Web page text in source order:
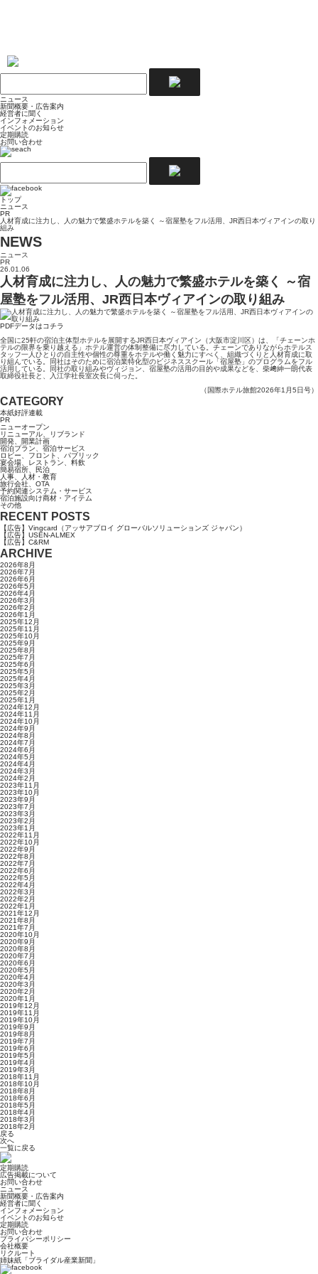
ニュース
新聞概要・広告案内
経営者に聞く
インフォメーション
イベントのお知らせ
定期購読
お問い合わせ
トップ
ニュース
PR
人材育成に注力し、人の魅力で繁盛ホテルを築く ～宿屋塾をフル活用、JR西日本ヴィアインの取り
組み
NEWS
ニュース
PR
26.01.06
人材育成に注力し、人の魅力で繁盛ホテルを築く ～宿
屋塾をフル活用、JR西日本ヴィアインの取り組み
PDFデータはコチラ
全国に25軒の宿泊主体型ホテルを展開するJR西日本ヴィアイン（大阪市淀川区）は、「チェーンホ
テルの限界を乗り越える」ホテル運営の体制整備に尽力している。チェーンでありながらホテルス
タッフ一人ひとりの自主性や個性の尊重をホテルや働く魅力にすべく、組織づくりと人材育成に取
り組んでいる。同社はそのために宿泊業特化型のビジネススクール「宿屋塾」のプログラムをフル
活用している。同社の取り組みやヴィジョン、宿屋塾の活用の目的や成果などを、柴﨑紳一朗代表
取締役社長と、入江学社長室次長に伺った。
（国際ホテル旅館2026年1月5日号）
CATEGORY
本紙好評連載
PR
ニューオープン
リニューアル、リブランド
開発、開業計画
宿泊プラン、宿泊サービス
ロビー、フロント、パブリック
宴会場、レストラン、料飲
簡易宿所、民泊
人事、人材・教育
旅行会社、OTA
予約関連システム・サービス
宿泊施設向け商材・アイテム
その他
RECENT POSTS
【広告】Vingcard（アッサアブロイ グローバルソリューションズ ジャパン）
【広告】USEN-ALMEX
【広告】C&RM
ARCHIVE
2026年8月
2026年7月
2026年6月
2026年5月
2026年4月
2026年3月
2026年2月
2026年1月
2025年12月
2025年11月
2025年10月
2025年9月
2025年8月
2025年7月
2025年6月
2025年5月
2025年4月
2025年3月
2025年2月
2025年1月
2024年12月
2024年11月
2024年10月
2024年9月
2024年8月
2024年7月
2024年6月
2024年5月
2024年4月
2024年3月
2024年2月
2023年11月
2023年10月
2023年9月
2023年7月
2023年3月
2023年2月
2023年1月
2022年11月
2022年10月
2022年9月
2022年8月
2022年7月
2022年6月
2022年5月
2022年4月
2022年3月
2022年2月
2022年1月
2021年12月
2021年8月
2021年7月
2020年10月
2020年9月
2020年8月
2020年7月
2020年6月
2020年5月
2020年4月
2020年3月
2020年2月
2020年1月
2019年12月
2019年11月
2019年10月
2019年9月
2019年8月
2019年7月
2019年6月
2019年5月
2019年4月
2019年3月
2018年11月
2018年10月
2018年8月
2018年6月
2018年5月
2018年4月
2018年3月
2018年2月
戻る
次へ
一覧に戻る
定期購読
広告掲載について
お問い合わせ
ニュース
新聞概要・広告案内
経営者に聞く
インフォメーション
イベントのお知らせ
定期購読
お問い合わせ
プライバシーポリシー
会社概要
リクルート
姉妹紙「ブライダル産業新聞」